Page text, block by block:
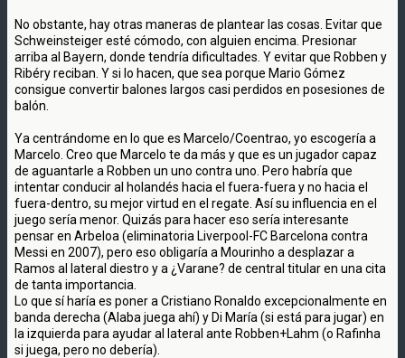
No obstante, hay otras maneras de plantear las cosas. Evitar que
Schweinsteiger esté cómodo, con alguien encima. Presionar
arriba al Bayern, donde tendría dificultades. Y evitar que Robben y
Ribéry reciban. Y si lo hacen, que sea porque Mario Gómez
consigue convertir balones largos casi perdidos en posesiones de
balón.
Ya centrándome en lo que es Marcelo/Coentrao, yo escogería a
Marcelo. Creo que Marcelo te da más y que es un jugador capaz
de aguantarle a Robben un uno contra uno. Pero habría que
intentar conducir al holandés hacia el fuera-fuera y no hacia el
fuera-dentro, su mejor virtud en el regate. Así su influencia en el
juego sería menor. Quizás para hacer eso sería interesante
pensar en Arbeloa (eliminatoria Liverpool-FC Barcelona contra
Messi en 2007), pero eso obligaría a Mourinho a desplazar a
Ramos al lateral diestro y a ¿Varane? de central titular en una cita
de tanta importancia.
Lo que sí haría es poner a Cristiano Ronaldo excepcionalmente en
banda derecha (Alaba juega ahí) y Di María (si está para jugar) en
la izquierda para ayudar al lateral ante Robben+Lahm (o Rafinha
si juega, pero no debería).